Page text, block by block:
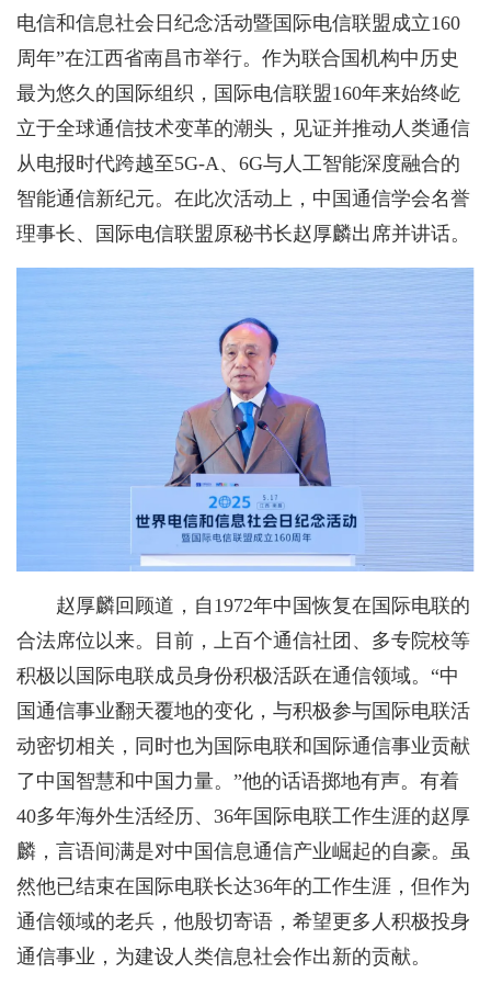
电信和信息社会日纪念活动暨国际电信联盟成立160
周年”在江西省南昌市举行。作为联合国机构中历史
最为悠久的国际组织，国际电信联盟160年来始终屹
立于全球通信技术变革的潮头，见证并推动人类通信
从电报时代跨越至5G-A、6G与人工智能深度融合的
智能通信新纪元。在此次活动上，中国通信学会名誉
理事长、国际电信联盟原秘书长赵厚麟出席并讲话。
赵厚麟回顾道，自1972年中国恢复在国际电联的
合法席位以来。目前，上百个通信社团、多专院校等
积极以国际电联成员身份积极活跃在通信领域。“中
国通信事业翻天覆地的变化，与积极参与国际电联活
动密切相关，同时也为国际电联和国际通信事业贡献
了中国智慧和中国力量。”他的话语掷地有声。有着
40多年海外生活经历、36年国际电联工作生涯的赵厚
麟，言语间满是对中国信息通信产业崛起的自豪。虽
然他已结束在国际电联长达36年的工作生涯，但作为
通信领域的老兵，他殷切寄语，希望更多人积极投身
通信事业，为建设人类信息社会作出新的贡献。